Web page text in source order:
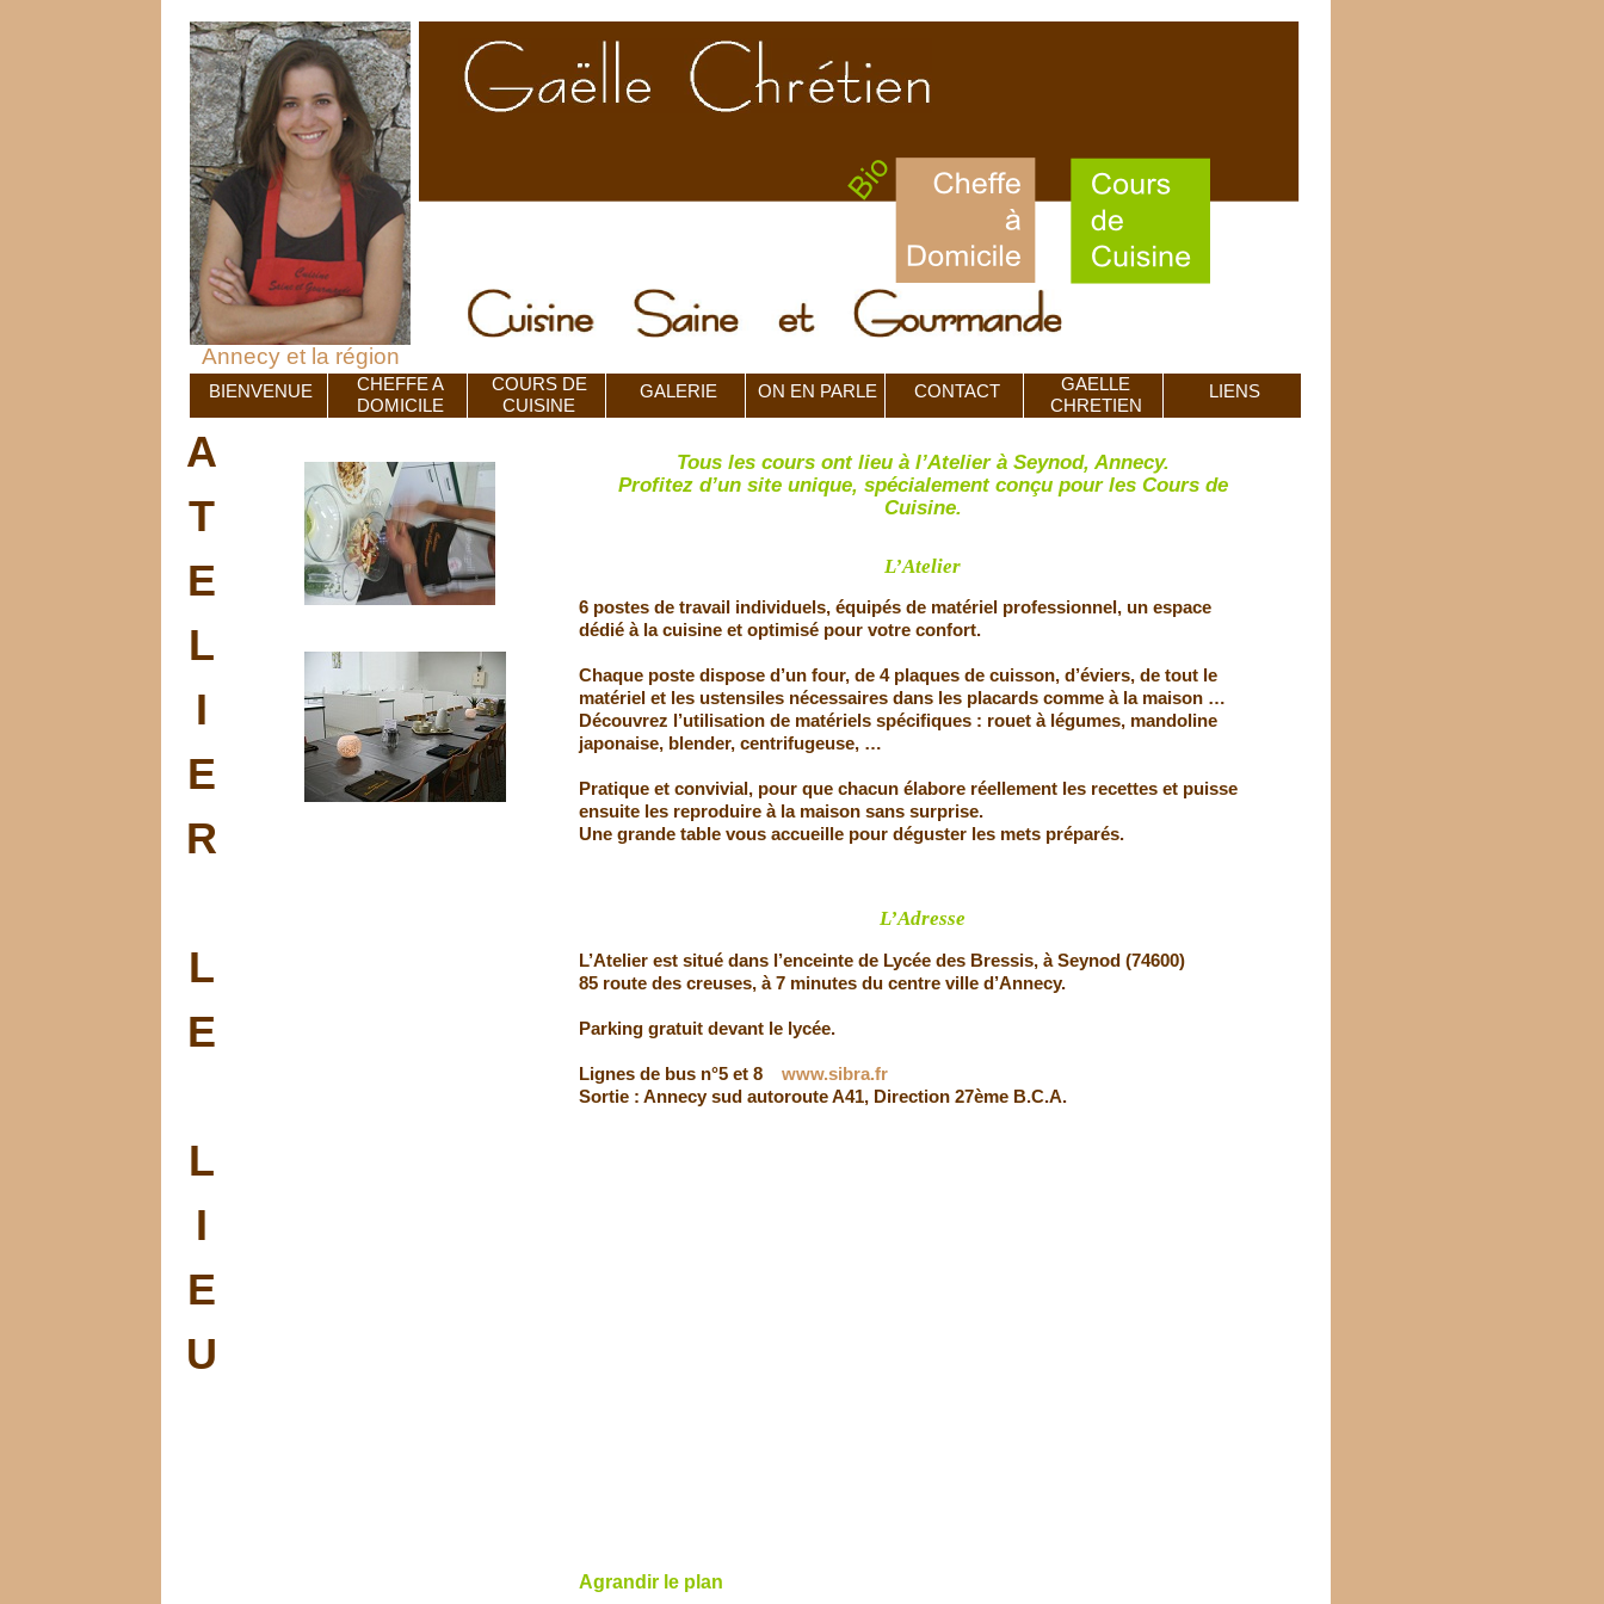
Annecy et la région
BIENVENUE
CHEFFE A
DOMICILE
COURS DE
CUISINE
GALERIE ON EN PARLE CONTACT
GAELLE
CHRETIEN
LIENS
A
T
E
L
I
E
R
L
E
L
I
E
U
Tous les cours ont lieu à l’Atelier à Seynod, Annecy.
Profitez d’un site unique, spécialement conçu pour les Cours de
Cuisine.
L’Atelier
6 postes de travail individuels, équipés de matériel professionnel, un espace
dédié à la cuisine et optimisé pour votre confort.
Chaque poste dispose d’un four, de 4 plaques de cuisson, d’éviers, de tout le
matériel et les ustensiles nécessaires dans les placards comme à la maison …
Découvrez l’utilisation de matériels spécifiques : rouet à légumes, mandoline
japonaise, blender, centrifugeuse, …
Pratique et convivial, pour que chacun élabore réellement les recettes et puisse
ensuite les reproduire à la maison sans surprise.
Une grande table vous accueille pour déguster les mets préparés.
L’Adresse
L’Atelier est situé dans l’enceinte de Lycée des Bressis, à Seynod (74600)
85 route des creuses, à 7 minutes du centre ville d’Annecy.
Parking gratuit devant le lycée.
Lignes de bus n°5 et 8www.sibra.fr
Sortie : Annecy sud autoroute A41, Direction 27ème B.C.A.
Agrandir le plan